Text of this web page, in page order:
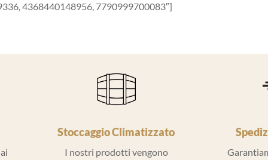
4368440148956, 7790999700083″]
Stoccaggio Climatizzato
I nostri prodotti vengono